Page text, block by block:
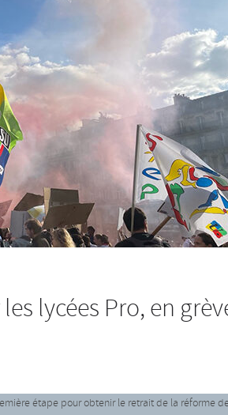
lycées Pro, en
étape pour obtenir le retrait de la réforme